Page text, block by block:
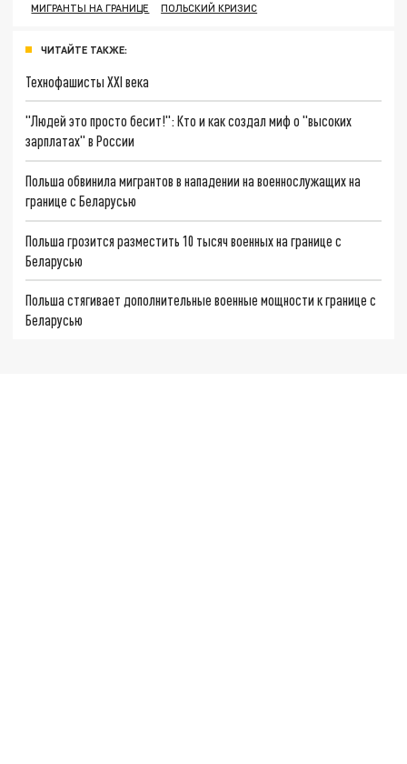
МИГРАНТЫ НА ГРАНИЦЕ
ПОЛЬСКИЙ КРИЗИС
ЧИТАЙТЕ ТАКЖЕ:
Технофашисты XXI века
"Людей это просто бесит!": Кто и как создал миф о "высоких
зарплатах" в России
Польша обвинила мигрантов в нападении на военнослужащих на
границе с Беларусью
Польша грозится разместить 10 тысяч военных на границе с
Беларусью
Польша стягивает дополнительные военные мощности к границе с
Беларусью